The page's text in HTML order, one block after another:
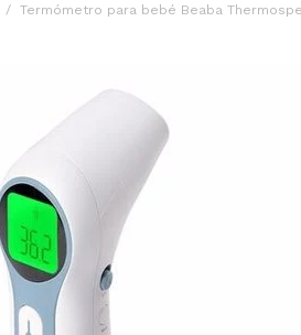
Termómetro para bebé Beaba